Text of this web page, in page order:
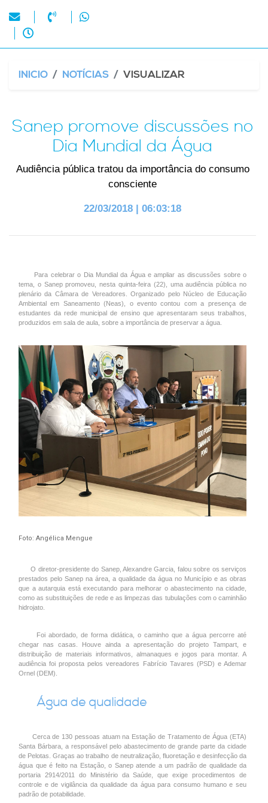
INICIO NOTÍCIAS VISUALIZAR
Sanep promove discussões no
Dia Mundial da Água
Audiência pública tratou da importância do consumo
consciente
22/03/2018 | 06:03:18
Para celebrar o Dia Mundial da Água e ampliar as discussões sobre o
tema, o Sanep promoveu, nesta quinta-feira (22), uma audiência pública no
plenário da Câmara de Vereadores. Organizado pelo Núcleo de Educação
Ambiental em Saneamento (Neas), o evento contou com a presença de
estudantes da rede municipal de ensino que apresentaram seus trabalhos,
produzidos em sala de aula, sobre a importância de preservar a água.
Foto: Angélica Mengue
O diretor-presidente do Sanep, Alexandre Garcia, falou sobre os serviços
prestados pelo Sanep na área, a qualidade da água no Município e as obras
que a autarquia está executando para melhorar o abastecimento na cidade,
como as substituições de rede e as limpezas das tubulações com o caminhão
hidrojato.
Foi abordado, de forma didática, o caminho que a água percorre até
chegar nas casas. Houve ainda a apresentação do projeto Tampart, e
distribuição de materiais informativos, almanaques e jogos para montar. A
audiência foi proposta pelos vereadores Fabrício Tavares (PSD) e Ademar
Ornel (DEM).
Água de qualidade
Cerca de 130 pessoas atuam na Estação de Tratamento de Água (ETA)
Santa Bárbara, a responsável pelo abastecimento de grande parte da cidade
de Pelotas. Graças ao trabalho de neutralização, fluoretação e desinfecção da
água que é feito na Estação, o Sanep atende a um padrão de qualidade da
portaria 2914/2011 do Ministério da Saúde, que exige procedimentos de
controle e de vigilância da qualidade da água para consumo humano e seu
padrão de potabilidade.